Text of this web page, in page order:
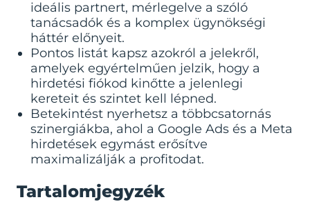
ideális partnert, mérlegelve a szóló
tanácsadók és a komplex ügynökségi
háttér előnyeit.
Pontos listát kapsz azokról a jelekről,
amelyek egyértelműen jelzik, hogy a
hirdetési fiókod kinőtte a jelenlegi
kereteit és szintet kell lépned.
Betekintést nyerhetsz a többcsatornás
szinergiákba, ahol a Google Ads és a Meta
hirdetések egymást erősítve
maximalizálják a profitodat.
Tartalomjegyzék